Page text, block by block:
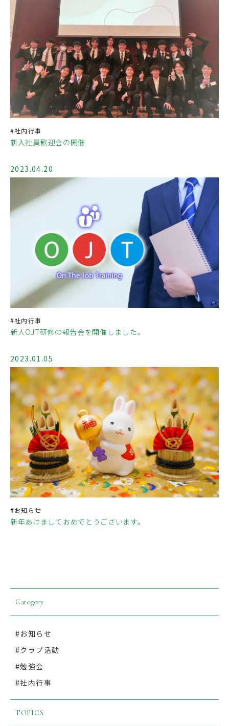
#社内行事
新入社員歓迎会の開催
2023.04.20
#社内行事
新人OJT研修の報告会を開催しました。
2023.01.05
#お知らせ
新年あけましておめでとうございます。
Category
#お知らせ
#クラブ活動
#勉強会
#社内行事
TOPICS